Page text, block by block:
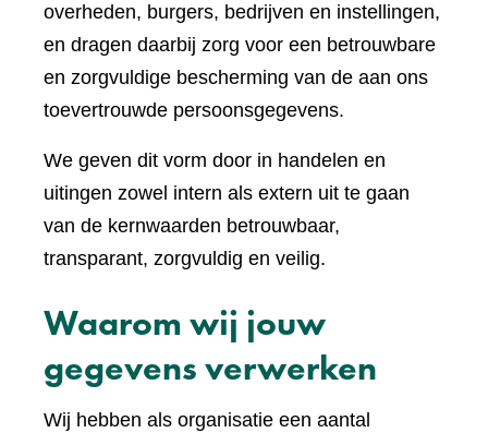
overheden, burgers, bedrijven en instellingen,
en dragen daarbij zorg voor een betrouwbare
en zorgvuldige bescherming van de aan ons
toevertrouwde persoonsgegevens.
We geven dit vorm door in handelen en
uitingen zowel intern als extern uit te gaan
van de kernwaarden betrouwbaar,
transparant, zorgvuldig en veilig.
Waarom wij jouw
gegevens verwerken
Wij hebben als organisatie een aantal